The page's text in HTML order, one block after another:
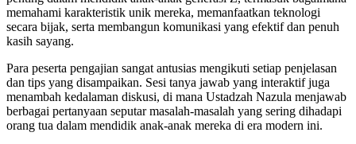
memahami karakteristik unik mereka, memanfaatkan teknologi
secara bijak, serta membangun komunikasi yang efektif dan penuh
kasih sayang.
Para peserta pengajian sangat antusias mengikuti setiap penjelasan
dan tips yang disampaikan. Sesi tanya jawab yang interaktif juga
menambah kedalaman diskusi, di mana Ustadzah Nazula menjawab
berbagai pertanyaan seputar masalah-masalah yang sering dihadapi
orang tua dalam mendidik anak-anak mereka di era modern ini.